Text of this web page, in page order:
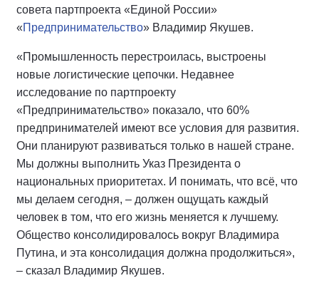
совета партпроекта «Единой России»
«Предпринимательство» Владимир Якушев.
«Промышленность перестроилась, выстроены
новые логистические цепочки. Недавнее
исследование по партпроекту
«Предпринимательство» показало, что 60%
предпринимателей имеют все условия для развития.
Они планируют развиваться только в нашей стране.
Мы должны выполнить Указ Президента о
национальных приоритетах. И понимать, что всё, что
мы делаем сегодня, – должен ощущать каждый
человек в том, что его жизнь меняется к лучшему.
Общество консолидировалось вокруг Владимира
Путина, и эта консолидация должна продолжиться»,
– сказал Владимир Якушев.